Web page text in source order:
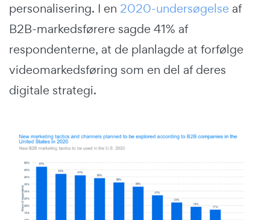
personalisering. I en 2020-undersøgelse af
B2B-markedsførere sagde 41% af
respondenterne, at de planlagde at forfølge
videomarkedsføring som en del af deres
digitale strategi.